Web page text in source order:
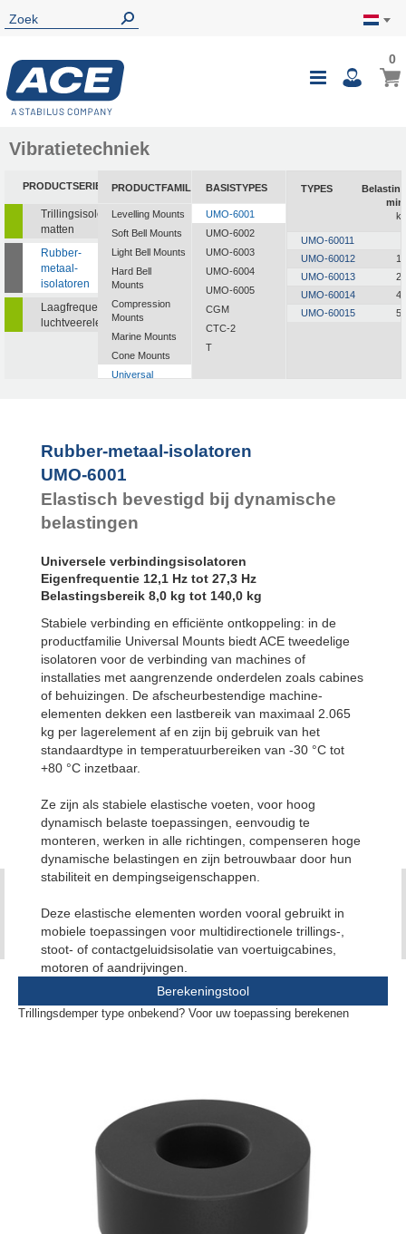
0
Vibratietechniek
PRODUCTSERIE
Trillingsisolerende
matten
Rubber-
metaal-
isolatoren
Laagfrequente
luchtveerelementen
PRODUCTFAMILIE
Levelling Mounts
Soft Bell Mounts
Light Bell Mounts
Hard Bell
Mounts
Compression
Mounts
Marine Mounts
Cone Mounts
Universal
Flex Locs
BASISTYPES
UMO-6001
UMO-6002
UMO-6003
UMO-6004
UMO-6005
CGM
CTC-2
T
TYPES
Belasting
min.
kg
UMO-60011
UMO-60012
16
UMO-60013
26
UMO-60014
46
UMO-60015
56
Rubber-metaal-isolatoren
UMO-6001
Elastisch bevestigd bij dynamische
belastingen
Universele verbindingsisolatoren
Eigenfrequentie 12,1 Hz tot 27,3 Hz
Belastingsbereik 8,0 kg tot 140,0 kg
Stabiele verbinding en efficiënte ontkoppeling: in de
productfamilie Universal Mounts biedt ACE tweedelige
isolatoren voor de verbinding van machines of
installaties met aangrenzende onderdelen zoals cabines
of behuizingen. De afscheurbestendige machine-
elementen dekken een lastbereik van maximaal 2.065
kg per lagerelement af en zijn bij gebruik van het
standaardtype in temperatuurbereiken van -30 °C tot
+80 °C inzetbaar.
Ze zijn als stabiele elastische voeten, voor hoog
dynamisch belaste toepassingen, eenvoudig te
monteren, werken in alle richtingen, compenseren hoge
dynamische belastingen en zijn betrouwbaar door hun
stabiliteit en dempingseigenschappen.
Deze elastische elementen worden vooral gebruikt in
mobiele toepassingen voor multidirectionele trillings-,
stoot- of contactgeluidsisolatie van voertuigcabines,
motoren of aandrijvingen.
Berekeningstool
Trillingsdemper type onbekend? Voor uw toepassing berekenen